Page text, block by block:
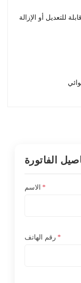
للتعديل أو الإزالة
الفاتورة
الاسم *
رقم الهاتف *